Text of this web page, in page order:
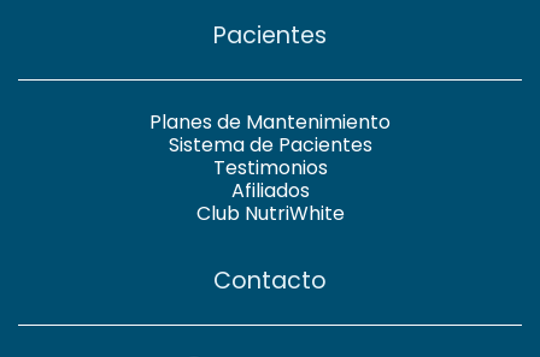
Pacientes
Planes de Mantenimiento
Sistema de Pacientes
Testimonios
Afiliados
Club NutriWhite
Contacto